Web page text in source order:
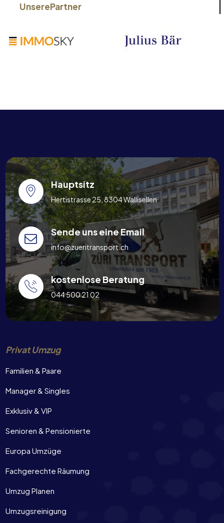
UnserePartner
Hauptsitz
Hertistrasse 25, 8304 Wallisellen
Sende uns eine Email
info@zueritransport.ch
kostenlose Beratung
044 500 21 02
Privat Umzug
Familien & Paare
Manager & Singles
Exklusiv & VIP
Senioren & Pensionierte
Europa Umzüge
Fachgerechte Räumung
Umzug Planen
Umzugsreinigung